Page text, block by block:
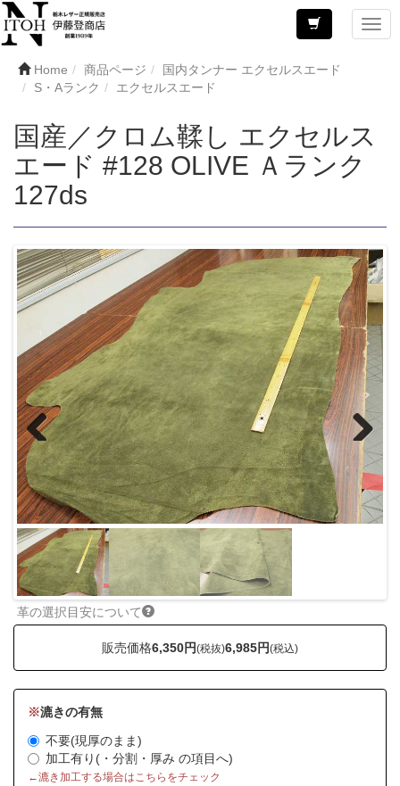
Home 商品ページ
国内タンナー エクセルスエード
S・Aランク
エクセルスエード
国産／クロム鞣し エクセルス
エード #128 OLIVE Ａランク
127ds
革の選択目安について
Previous Next
販売価格6,350円(税抜)6,985円(税込)
※漉きの有無
不要(現厚のまま)
加工有り(・分割・厚み の項目へ)
←漉き加工する場合はこちらをチェック